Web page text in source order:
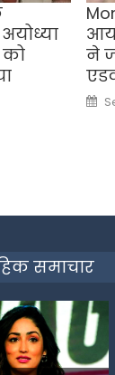
ने
on
समाचार